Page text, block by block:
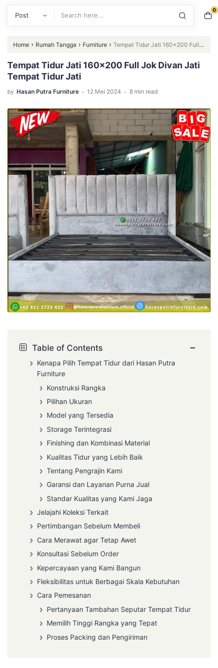
0
Home › Rumah Tangga › Furniture › Tempat Tidur Jati 160×200 Full
Jok Divan Jati Tempat Tidur Jati
Tempat Tidur Jati 160×200 Full Jok Divan Jati
Tempat Tidur Jati
by Hasan Putra Furniture . 12 Mei 2024 . 8 min read
Table of Contents −
Kenapa Pilih Tempat Tidur dari Hasan Putra
Furniture
Konstruksi Rangka
Pilihan Ukuran
Model yang Tersedia
Storage Terintegrasi
Finishing dan Kombinasi Material
Kualitas Tidur yang Lebih Baik
Tentang Pengrajin Kami
Garansi dan Layanan Purna Jual
Standar Kualitas yang Kami Jaga
Jelajahi Koleksi Terkait
Pertimbangan Sebelum Membeli
Cara Merawat agar Tetap Awet
Konsultasi Sebelum Order
Kepercayaan yang Kami Bangun
Fleksibilitas untuk Berbagai Skala Kebutuhan
Cara Pemesanan
Pertanyaan Tambahan Seputar Tempat Tidur
Memilih Tinggi Rangka yang Tepat
Proses Packing dan Pengiriman